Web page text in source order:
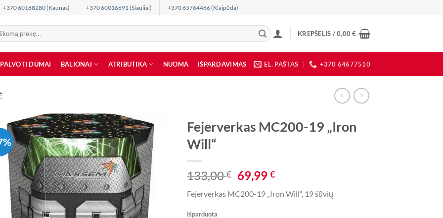
+370 60188280 (Kaunas) +370 60016691 (Šiauliai) +370 65764466 (Klaipėda)
KREPŠELIS /0,00€
DŪMAI BALIONAI ATRIBUTIKA NUOMA IŠPARDAVIMAS EL. PAŠTAS +370 64677510
Fejerverkas MC200-19 „Iron
Will“
133,00€ Original
price
was:
69,99€Current
is:
Fejerverkas MC200-19 „Iron Will“, 19 šūvių
Išparduota